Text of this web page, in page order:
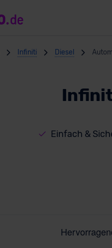
Infiniti Diesel
Einfach &